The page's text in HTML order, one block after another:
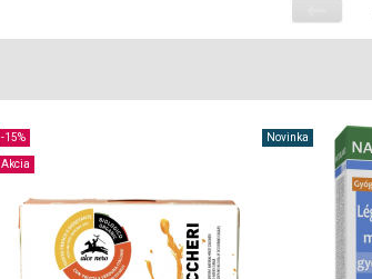
-15%
Akcia
Novinka